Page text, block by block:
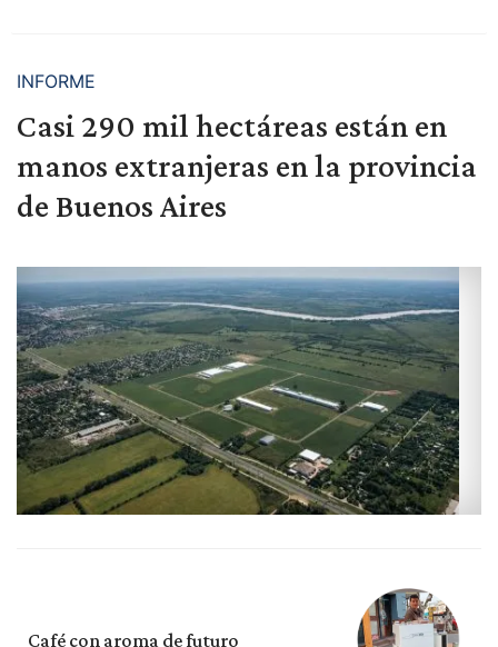
INFORME
Casi 290 mil hectáreas están en
manos extranjeras en la provincia
de Buenos Aires
Café con aroma de futuro